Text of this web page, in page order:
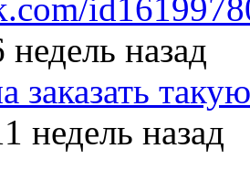
недель назад
заказать
недель назад